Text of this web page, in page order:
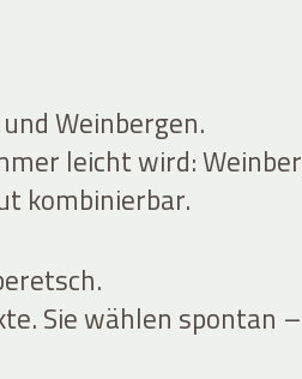
Weinbergen.
leicht wird:
kombinierbar.
Sie wählen spontan